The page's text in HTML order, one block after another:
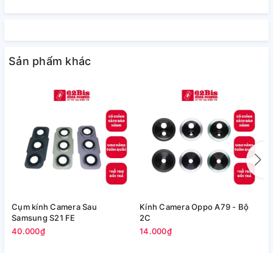
Sản phẩm khác
Cụm kính Camera Sau
Samsung S21 FE
40.000₫
Kính Camera Oppo A79 - Bộ
2C
14.000₫